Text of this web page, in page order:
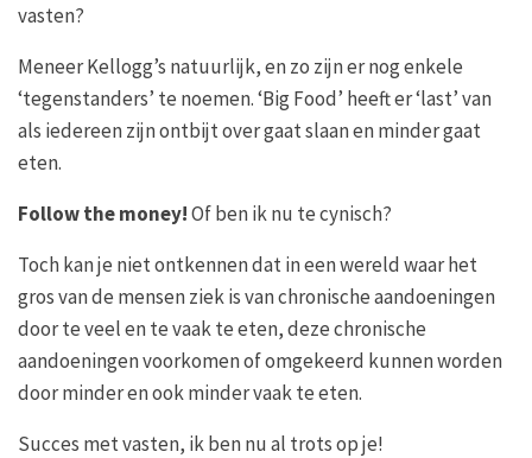
vasten?
Meneer Kellogg’s natuurlijk, en zo zijn er nog enkele
‘tegenstanders’ te noemen. ‘Big Food’ heeft er ‘last’ van
als iedereen zijn ontbijt over gaat slaan en minder gaat
eten.
Follow the money!Of ben ik nu te cynisch?
Toch kan je niet ontkennen dat in een wereld waar het
gros van de mensen ziek is van chronische aandoeningen
door te veel en te vaak te eten, deze chronische
aandoeningen voorkomen of omgekeerd kunnen worden
door minder en ook minder vaak te eten.
Succes met vasten, ik ben nu al trots op je!